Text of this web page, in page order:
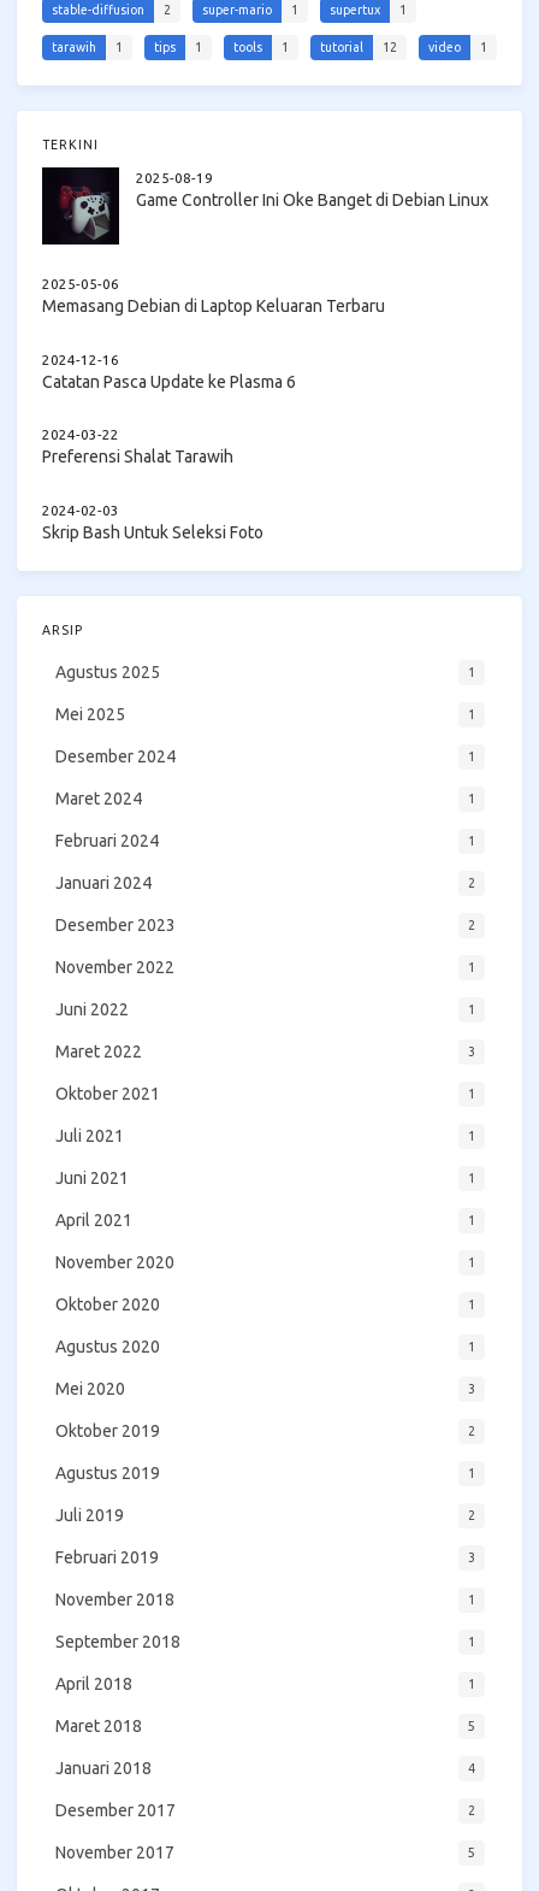
stable-diffusion 2 super-mario 1 supertux 1
tarawih 1 tips 1 tools 1 tutorial 12 video 1
TERKINI
2025-08-19
Game Controller Ini Oke Banget di Debian Linux
2025-05-06
Memasang Debian di Laptop Keluaran Terbaru
2024-12-16
Catatan Pasca Update ke Plasma 6
2024-03-22
Preferensi Shalat Tarawih
2024-02-03
Skrip Bash Untuk Seleksi Foto
ARSIP
Agustus 2025 1
Mei 2025 1
Desember 2024 1
Maret 2024 1
Februari 2024 1
Januari 2024 2
Desember 2023 2
November 2022 1
Juni 2022 1
Maret 2022 3
Oktober 2021 1
Juli 2021 1
Juni 2021 1
April 2021 1
November 2020 1
Oktober 2020 1
Agustus 2020 1
Mei 2020 3
Oktober 2019 2
Agustus 2019 1
Juli 2019 2
Februari 2019 3
November 2018 1
September 2018 1
April 2018 1
Maret 2018 5
Januari 2018 4
Desember 2017 2
November 2017 5